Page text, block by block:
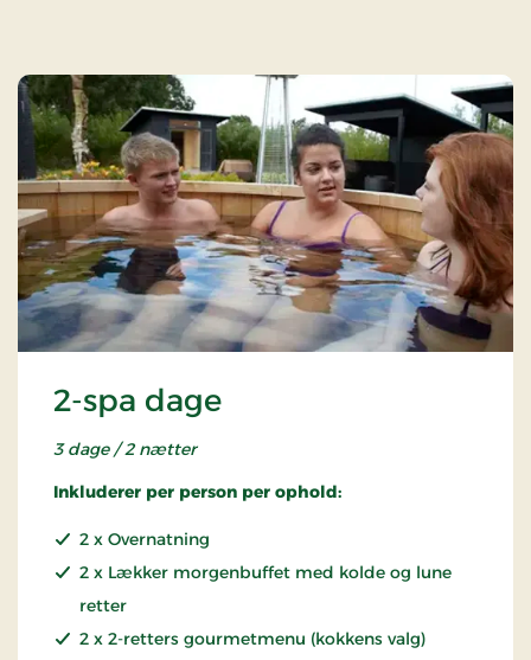
2-spa dage
3 dage / 2 nætter
Inkluderer per person per ophold:
2 x Overnatning
2 x Lækker morgenbuffet med kolde og lune
retter
2 x 2-retters gourmetmenu (kokkens valg)